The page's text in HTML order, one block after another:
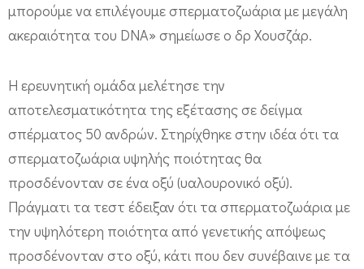
μπορούμε να επιλέγουμε σπερματοζωάρια με μεγάλη
ακεραιότητα του DΝΑ» σημείωσε ο δρ Χουσζάρ.
Η ερευνητική ομάδα μελέτησε την
αποτελεσματικότητα της εξέτασης σε δείγμα
σπέρματος 50 ανδρών. Στηρίχθηκε στην ιδέα ότι τα
σπερματοζωάρια υψηλής ποιότητας θα
προσδένονταν σε ένα οξύ (υαλουρονικό οξύ).
Πράγματι τα τεστ έδειξαν ότι τα σπερματοζωάρια με
την υψηλότερη ποιότητα από γενετικής απόψεως
προσδένονταν στο οξύ, κάτι που δεν συνέβαινε με τα